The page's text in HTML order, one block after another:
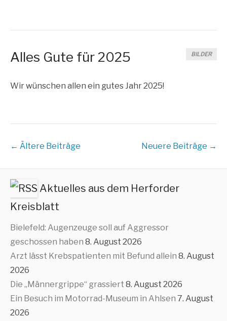
Alles Gute für 2025 BILDER
Wir wün­schen allen ein gutes Jahr 2025!
Beitrags
← Ältere Beiträge Neuere Beiträge →
Aktuelles aus dem Herforder
Kreisblatt
Bielefeld: Augenzeuge soll auf Aggressor
geschossen haben 8. August 2026
Arzt lässt Krebspatienten mit Befund allein 8. August
2026
Die „Männergrippe“ grassiert 8. August 2026
Ein Besuch im Motorrad-Museum in Ahlsen 7. August
2026